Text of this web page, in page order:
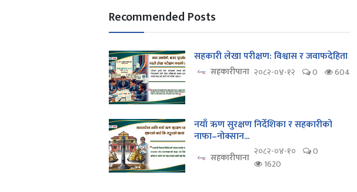
Recommended Posts
सहकारी लेखा परीक्षण: विश्वास र जवाफदेहिता
सहकारीपाना २०८२-०४-१२ 0 604
नयाँ ऋण सुरक्षण निर्देशिका र सहकारीको
नाफा–नोक्सान...
सहकारीपाना २०८२-०४-१०
0
1620